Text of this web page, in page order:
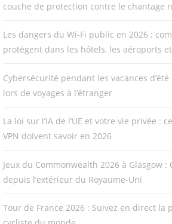
couche de protection contre le chantage
Les dangers du Wi-Fi public en 2026 :
protègent dans les hôtels, les aéroports
Cybersécurité pendant les vacances
lors de voyages à l’étranger
La loi sur l’IA de l’UE et votre vie privée :
VPN doivent savoir en 2026
Jeux du Commonwealth 2026 à Glasgow
depuis l’extérieur du Royaume-Uni
Tour de France 2026 : Suivez en direct la